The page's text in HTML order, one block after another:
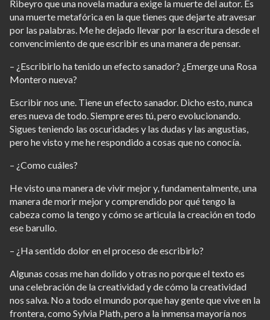
Ribeyro que una novela madura exige la muerte del autor. Es
una muerte metafórica en la que tienes que dejarte atravesar
por las palabras. Me he dejado llevar por la escritura desde el
convencimiento de que escribir es una manera de pensar.
– ¿Escribirlo ha tenido un efecto sanador? ¿Emerge una Rosa
Montero nueva?
Escribir nos une. Tiene un efecto sanador. Dicho esto, nunca
eres nueva de todo. Siempre eres tú, pero evolucionando.
Sigues teniendo las oscuridades y las dudas y las angustias,
pero he visto y me he respondido a cosas que no conocía.
– ¿Como cuáles?
He visto una manera de vivir mejor y, fundamentalmente, una
manera de morir mejor y comprendido por qué tengo la
cabeza como la tengo y cómo se articula la creación en todo
ese barullo.
– ¿Ha sentido dolor en el proceso de escribirlo?
Algunas cosas me han dolido y otras no porque el texto es
una celebración de la creatividad y de cómo la creatividad
nos salva. No a todo el mundo porque hay gente que vive en la
frontera, como Sylvia Plath, pero a la inmensa mayoría nos